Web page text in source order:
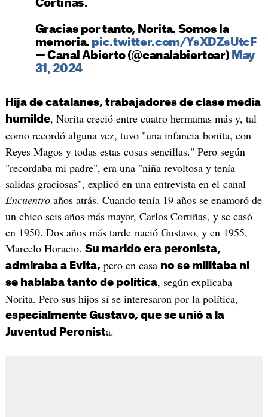
Cortiñas.
Gracias por tanto, Norita. Somos la
memoria. pic.twitter.com/YsXDZsUtcF
— Canal Abierto (@canalabiertoar) May
31, 2024
Hija de catalanes, trabajadores de clase media
humilde, Norita creció entre cuatro hermanas más y, tal
como recordó alguna vez, tuvo "una infancia bonita, con
Reyes Magos y todas estas cosas sencillas." Pero según
"recordaba mi padre", era una "niña revoltosa y tenía
salidas graciosas", explicó en una entrevista en el canal
Encuentroaños atrás. Cuando tenía 19 años se enamoró de
un chico seis años más mayor, Carlos Cortiñas, y se casó
en 1950. Dos años más tarde nació Gustavo, y en 1955,
Marcelo Horacio. Su marido era peronista,
admiraba a Evita, pero en casa no se militaba ni
se hablaba tanto de política, según explicaba
Norita. Pero sus hijos sí se interesaron por la política,
especialmente Gustavo, que se unió a la
Juventud Peronista.